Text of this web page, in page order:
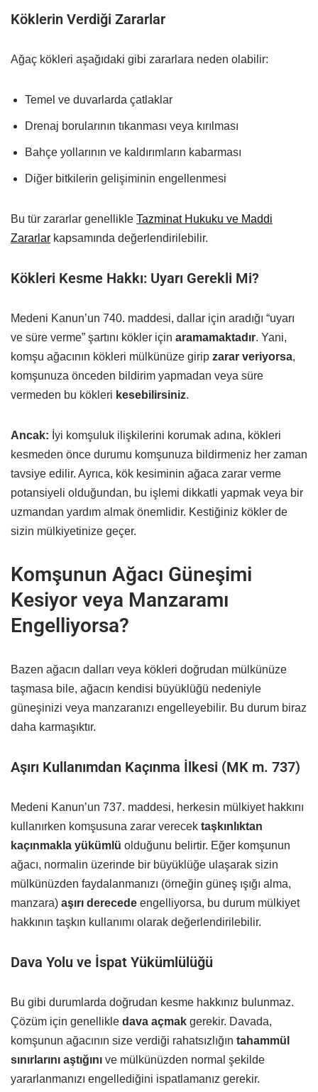
Köklerin Verdiği Zararlar
Ağaç kökleri aşağıdaki gibi zararlara neden olabilir:
Temel ve duvarlarda çatlaklar
Drenaj borularının tıkanması veya kırılması
Bahçe yollarının ve kaldırımların kabarması
Diğer bitkilerin gelişiminin engellenmesi
Bu tür zararlar genellikle Tazminat Hukuku ve Maddi
Zararlar kapsamında değerlendirilebilir.
Kökleri Kesme Hakkı: Uyarı Gerekli Mi?
Medeni Kanun’un 740. maddesi, dallar için aradığı “uyarı
ve süre verme” şartını kökler için aramamaktadır. Yani,
komşu ağacının kökleri mülkünüze girip zarar veriyorsa,
komşunuza önceden bildirim yapmadan veya süre
vermeden bu kökleri kesebilirsiniz.
Ancak: İyi komşuluk ilişkilerini korumak adına, kökleri
kesmeden önce durumu komşunuza bildirmeniz her zaman
tavsiye edilir. Ayrıca, kök kesiminin ağaca zarar verme
potansiyeli olduğundan, bu işlemi dikkatli yapmak veya bir
uzmandan yardım almak önemlidir. Kestiğiniz kökler de
sizin mülkiyetinize geçer.
Komşunun Ağacı Güneşimi
Kesiyor veya Manzaramı
Engelliyorsa?
Bazen ağacın dalları veya kökleri doğrudan mülkünüze
taşmasa bile, ağacın kendisi büyüklüğü nedeniyle
güneşinizi veya manzaranızı engelleyebilir. Bu durum biraz
daha karmaşıktır.
Aşırı Kullanımdan Kaçınma İlkesi (MK m. 737)
Medeni Kanun’un 737. maddesi, herkesin mülkiyet hakkını
kullanırken komşusuna zarar verecek taşkınlıktan
kaçınmakla yükümlü olduğunu belirtir. Eğer komşunun
ağacı, normalin üzerinde bir büyüklüğe ulaşarak sizin
mülkünüzden faydalanmanızı (örneğin güneş ışığı alma,
manzara) aşırı derecede engelliyorsa, bu durum mülkiyet
hakkının taşkın kullanımı olarak değerlendirilebilir.
Dava Yolu ve İspat Yükümlülüğü
Bu gibi durumlarda doğrudan kesme hakkınız bulunmaz.
Çözüm için genellikle dava açmak gerekir. Davada,
komşunun ağacının size verdiği rahatsızlığın tahammül
sınırlarını aştığını ve mülkünüzden normal şekilde
yararlanmanızı engellediğini ispatlamanız gerekir.